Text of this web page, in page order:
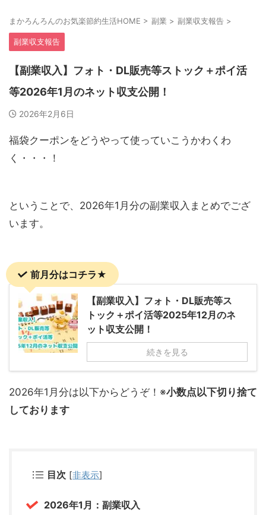
まかろんろんのお気楽節約生活HOME > 副業 > 副業収支報告 >
副業収支報告
【副業収入】フォト・DL販売等ストック＋ポイ活
等2026年1月のネット収支公開！
2026年2月6日
福袋クーポンをどうやって使っていこうかわくわ
く・・・！
ということで、2026年1月分の副業収入まとめでござ
います。
前月分はコチラ★
【副業収入】フォト・DL販売等ス
トック＋ポイ活等2025年12月のネ
ット収支公開！
続きを見る
2026年1月分は以下からどうぞ！※小数点以下切り捨て
しております
目次 [非表示]
2026年1月：副業収入